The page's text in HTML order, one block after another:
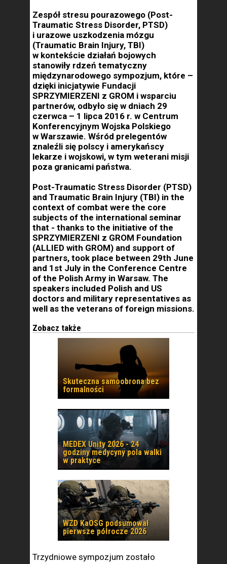
Zespół stresu pourazowego (Post-
Traumatic Stress Disorder, PTSD)
i urazowe uszkodzenia mózgu
(Traumatic Brain Injury, TBI)
w kontekście działań bojowych
stanowiły rdzeń tematyczny
międzynarodowego sympozjum, które –
dzięki inicjatywie Fundacji
SPRZYMIERZENI z GROM i wsparciu
partnerów, odbyło się w dniach 29
czerwca – 1 lipca 2016 r. w Centrum
Konferencyjnym Wojska Polskiego
w Warszawie. Wśród prelegentów
znaleźli się polscy i amerykańscy
lekarze i wojskowi, w tym weterani misji
poza granicami państwa.
Post-Traumatic Stress Disorder (PTSD)
and Traumatic Brain Injury (TBI) in the
context of combat were the core
subjects of the international seminar
that - thanks to the initiative of the
SPRZYMIERZENI z GROM Foundation
(ALLIED with GROM) and support of
partners, took place between 29th June
and 1st July in the Conference Centre
of the Polish Army in Warsaw. The
speakers included Polish and US
doctors and military representatives as
well as the veterans of foreign missions.
Zobacz także
Skuteczna samoobrona bez
formalności
MEDEX Unity 2026 - 24
godziny medycyny pola walki
w praktyce
WZD KaOSG podsumował
pierwsze półrocze 2026
Trzydniowe sympozjum zostało